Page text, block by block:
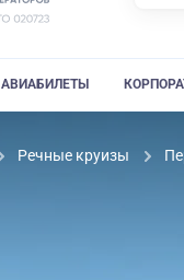
АВИАБИЛЕТЫ
Речные круизы